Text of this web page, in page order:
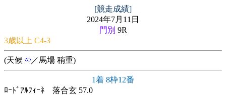
[競走成績]
2024年7月11日
門別 9R
3歳以上 C4-3
(天候 ／馬場 稍重)
1着 8枠12番
ﾛｰﾄﾞｱﾙﾌｨｰﾈ 落合玄 57.0